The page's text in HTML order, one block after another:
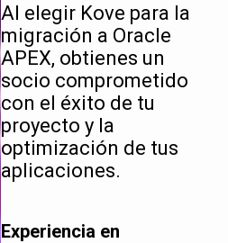
Al elegir Kove para la
migración a Oracle
APEX, obtienes un
socio comprometido
con el éxito de tu
proyecto y la
optimización de tus
aplicaciones.
Experiencia en